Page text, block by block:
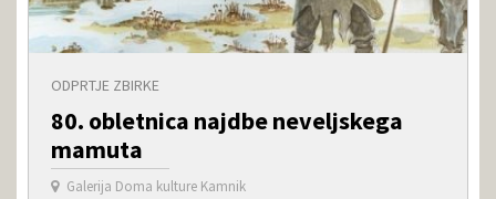
ODPRTJE ZBIRKE
80. obletnica najdbe neveljskega
mamuta
Galerija Doma kulture Kamnik